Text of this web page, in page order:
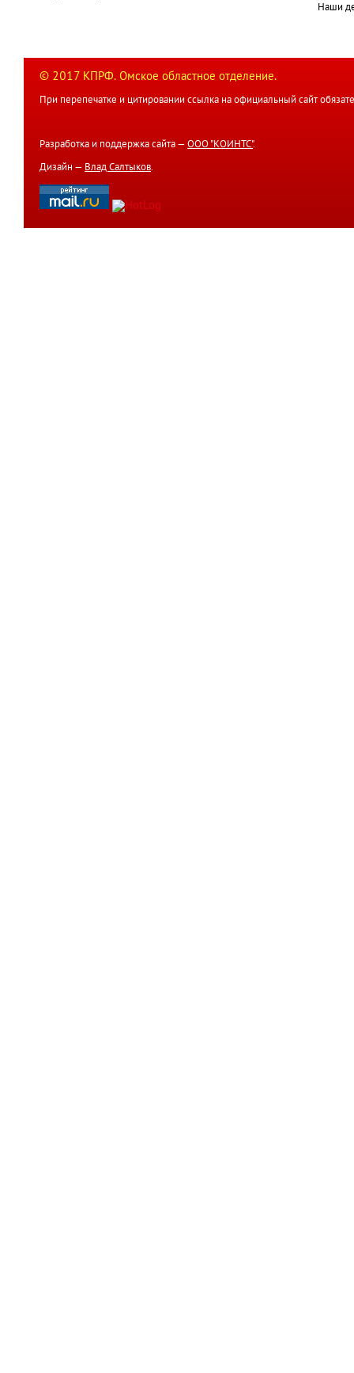
Наши
© 2017 КПРФ. Омское областное отделение.
При перепечатке и цитировании ссылка на официальный сайт
Разработка и поддержка сайта — ООО "КОИНТС".
Дизайн — Влад Салтыков.